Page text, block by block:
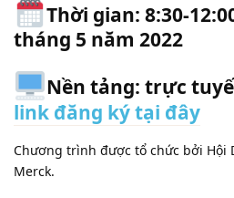
Thời gian: 8:30-
tháng 5 năm 2022
Nền tảng: trực
link đăng ký tại đây
Chương trình được tổ chức bởi Hội
Merck.